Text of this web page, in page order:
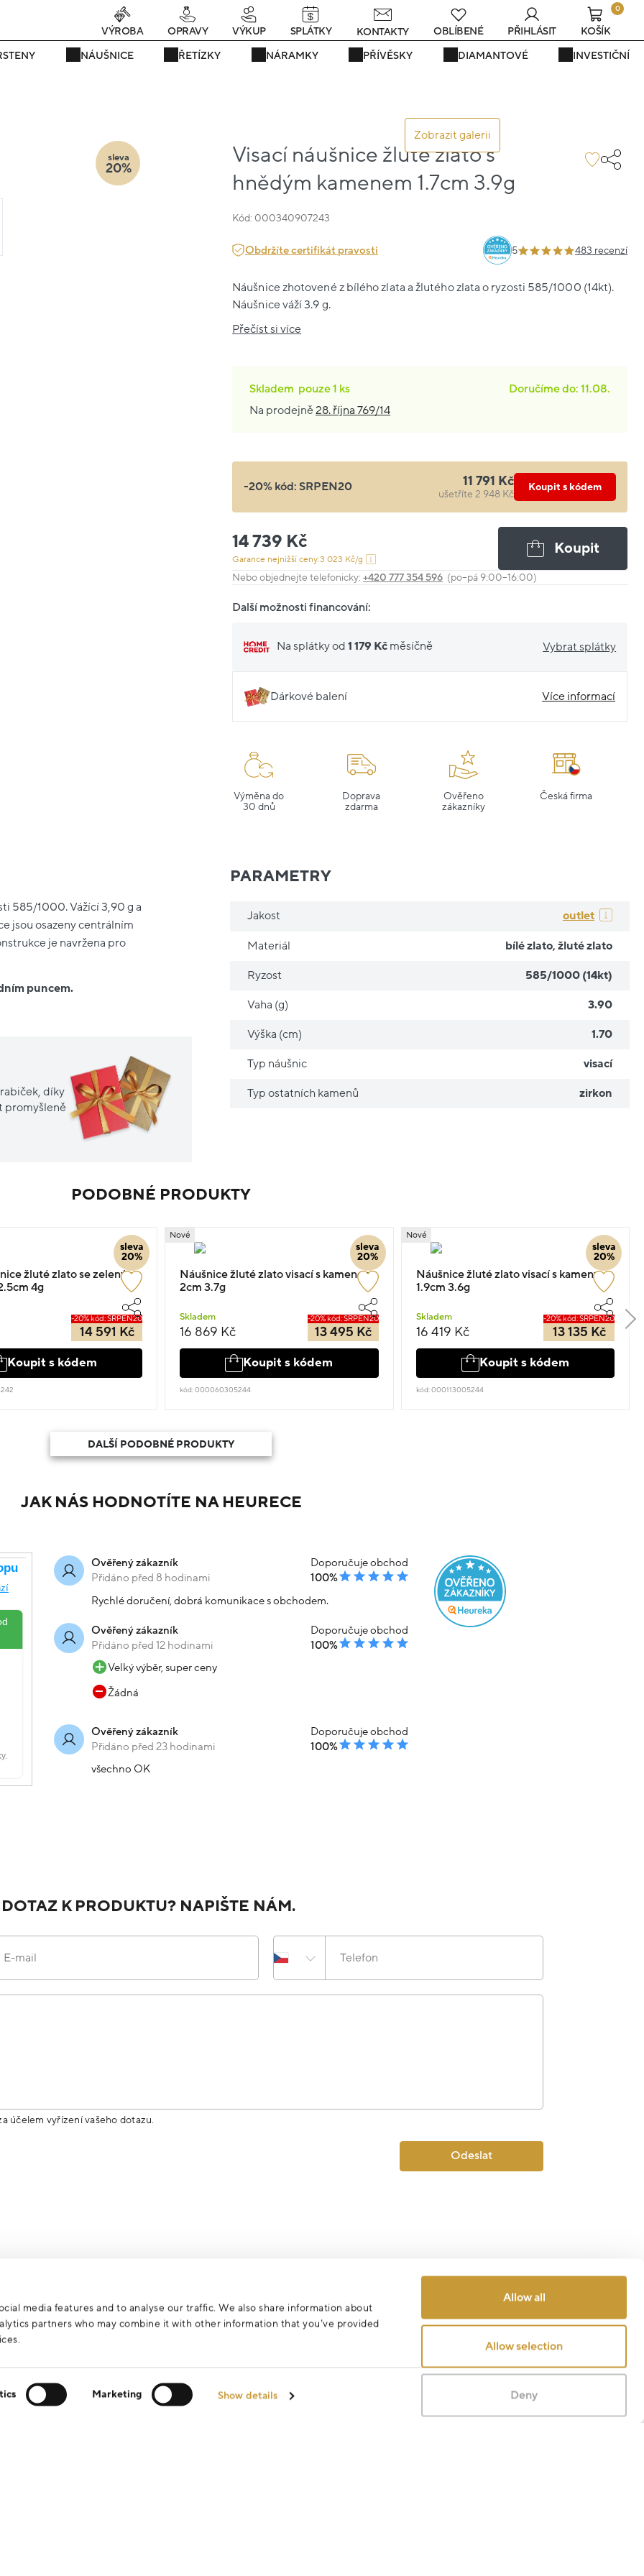
media features and to analyse our traffic. We also share information about
partners who may combine it with other information that you’ve provided
Marketing Show details
Allow all
Allow selection
Deny
teď! - 20 % na vše! Kód: SRPEN20 24 dní : 6h : 11m : 45s
NÁUŠNICE ŘETÍZKY NÁRAMKY PŘÍVĚSKY DIAMANTOVÉ INVESTIČNÍ
VÝROBA OPRAVY VÝKUP SPLÁTKY KONTAKTY OBLÍBENÉ PŘIHLÁSIT
0
KOŠÍK
Zobrazit galerii
Visací náušnice žluté zlato s
hnědým kamenem 1.7cm 3.9g
Kód: 000340907243
sleva
20%
Obdržíte certifikát pravosti 5 483 recenzí
Náušnice zhotovené z bílého zlata a žlutého zlata o ryzosti 585/1000 (14kt).
Náušnice váží 3.9 g.
Přečíst si více
Skladem pouze1 ks
Doručíme do: 11.08.
Na prodejně28. října 769/14
-20% kód:SRPEN20 11 791 Kč
ušetříte 2 948 Kč
Koupit s kódem
14 739 Kč
Garance nejnižší ceny:3 023 Kč/g
Koupit
Nebo objednejte telefonicky:+420 777 354 596 (po–pá 9:00–16:00)
Další možnosti financování:
Na splátky od1 179 Kč měsíčně Vybrat splátky
Dárkové balení Více informací
Výměna do
30 dnů
Doprava
zdarma
Ověřeno
zákazníky
Česká firma
585/1000. Vážící 3,90 g a
jsou osazeny centrálním
je navržena pro
puncem.
díky
promyšleně
PARAMETRY
Jakost outlet
Materiál bílé zlato, žluté zlato
Ryzost 585/1000 (14kt)
Vaha (g) 3.90
Výška (cm) 1.70
Typ náušnic visací
Typ ostatních kamenů zirkon
PODOBNÉ PRODUKTY
sleva
20%
žluté zlato se zeleným
4g
-20% kód: SRPEN20
14 591 Kč
Koupit s kódem
sleva
20%
Nové
Náušnice žluté zlato visací s kamenem
2cm 3.7g
Skladem
16 869 Kč
-20% kód: SRPEN20
13 495 Kč
Koupit s kódem
kód: 000060305244
sleva
20%
Nové
Náušnice žluté zlato visací s kameny
1.9cm 3.6g
Skladem
16 419 Kč
-20% kód: SRPEN20
13 135 Kč
Koupit s kódem
kód: 000113005244
DALŠÍ PODOBNÉ PRODUKTY
JAK NÁS HODNOTÍTE NA HEURECE
Ověřený zákazník
Přidáno před 8 hodinami
Doporučuje obchod
100%
Rychlé doručení, dobrá komunikace s obchodem.
Ověřený zákazník
Přidáno před 12 hodinami
Doporučuje obchod
100%
Velký výběr, super ceny
Žádná
Ověřený zákazník
Přidáno před 23 hodinami
Doporučuje obchod
100%
všechno OK
K PRODUKTU? NAPIŠTE NÁM.
E-mail Telefon
účelem vyřízení vašeho dotazu.
Odeslat